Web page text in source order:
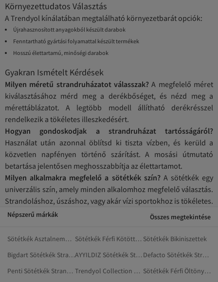
Környezettudatos Választás
A Trendyol kínálatában megtalálható környezetbarát opciók:
Újrahasznosított anyagokból készült darabok
Fenntartható gyártási folyamattal készült termékek
Hosszú élettartamú, minőségi darabok
Gyakran Ismételt Kérdések
Milyen méretű strandruházatot válasszak? A megfelelő méret
kiválasztásához mérd meg a derékbőséget, és nézd meg a
mérettáblázatot. A legtöbb modell állítható derékrésszel
rendelkezik a tökéletes illeszkedésért.
Hogyan gondoskodjak a strandruházat tartósságáról?
Használat után azonnal öblítsd ki tiszta vízben, és kerüld a
közvetlen napfényen történő szárítást. A mosási útmutató
betartása jelentősen meghosszabbítja az élettartamot.
Milyen alkalmakra megfelelő a sötétkék szín?A sötétkék egy
univerzális szín, amely minden alkalomhoz megfelelő választás.
Strandoláshoz, úszáshoz, vagy akár vízi sportokhoz is tökéletes.
Népszerű márkák Összes megtekintése
Sötétkék Asztalnemű És Konyha Sötétkék Férfi Kötött Mellények Sötétkék Bikiniszettek
Bigdart Sötétkék Strandruházat
AYYILDIZ Sötétkék Strandruházat
Defacto Sötétkék Strandruházat
Penti Sötétkék Strandruházat
Trendyol Collection Sötétkék Strandruhák
Sötétkék Férfi Öltönyök